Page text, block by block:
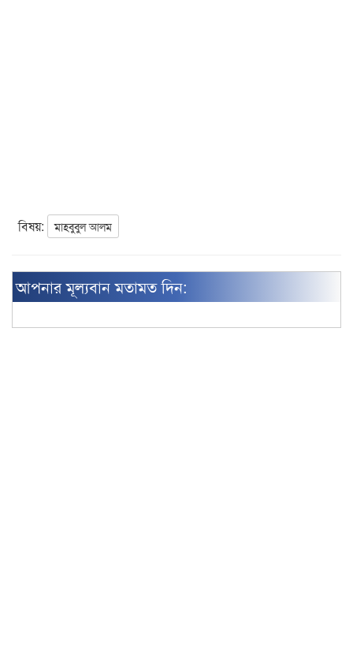
বিষয়: মাহবুবুল আলম
আপনার মূল্যবান মতামত দিন: